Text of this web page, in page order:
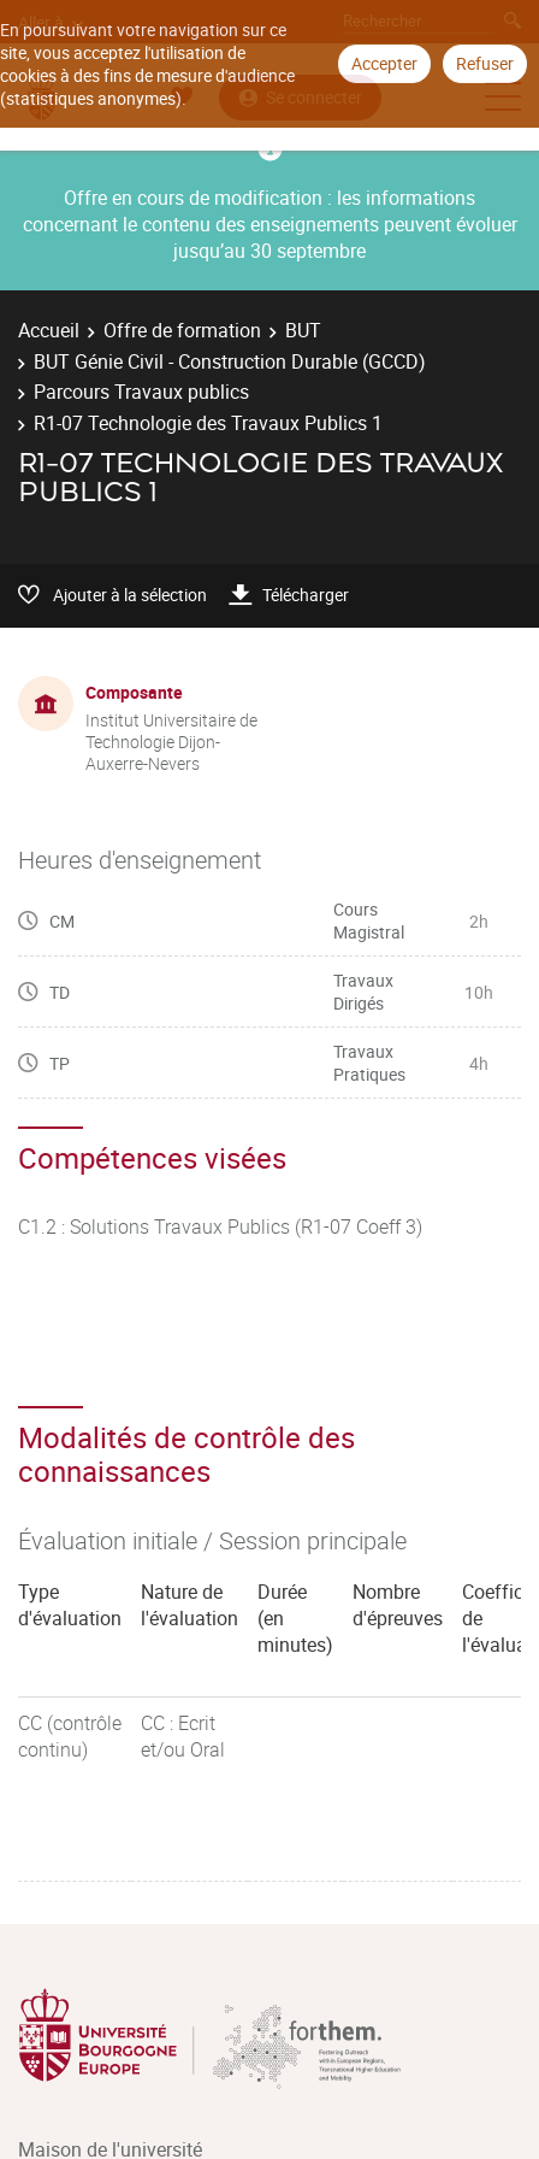
En poursuivant votre navigation sur ce
site, vous acceptez l'utilisation de
cookies à des fins de mesure d'audience
(statistiques anonymes).
Accepter Refuser
Aller à
Se connecter
Offre en cours de modification : les informations
concernant le contenu des enseignements peuvent évoluer
jusqu’au 30 septembre
Accueil Offre de formation
BUT
BUT Génie Civil - Construction Durable (GCCD)
Parcours Travaux publics
R1-07 Technologie des Travaux Publics 1
R1-07 TECHNOLOGIE DES TRAVAUX
PUBLICS 1
Ajouter à la sélection Télécharger
Composante
Institut Universitaire de
Technologie Dijon-
Auxerre-Nevers
Heures d'enseignement
CM
Cours
Magistral
2h
TD
Travaux
Dirigés
10h
TP
Travaux
Pratiques
4h
Compétences visées
C1.2 : Solutions Travaux Publics (R1-07 Coeff 3)
Modalités de contrôle des
connaissances
Évaluation initiale / Session principale
Type
d'évaluation
Nature de
l'évaluation
Durée
(en
minutes)
Nombre
d'épreuves
de
CC (contrôle
continu)
CC : Ecrit
et/ou Oral
Maison de l'université